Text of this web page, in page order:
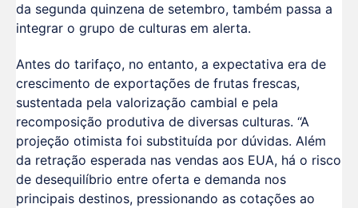
da segunda quinzena de setembro, também passa a
integrar o grupo de culturas em alerta.
Antes do tarifaço, no entanto, a expectativa era de
crescimento de exportações de frutas frescas,
sustentada pela valorização cambial e pela
recomposição produtiva de diversas culturas. “A
projeção otimista foi substituída por dúvidas. Além
da retração esperada nas vendas aos EUA, há o risco
de desequilíbrio entre oferta e demanda nos
principais destinos, pressionando as cotações ao